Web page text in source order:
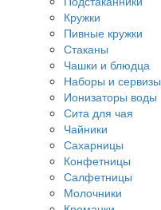
Кружки
Пивные кружки
Стаканы
Чашки и блюдца
Наборы и сервизы
Ионизаторы воды
Сита для чая
Чайники
Сахарницы
Конфетницы
Салфетницы
Молочники